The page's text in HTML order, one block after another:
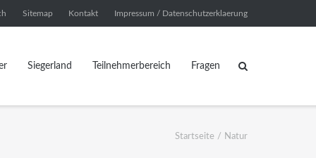
Sitemap Kontakt Impressum / Datenschutzerklaerung
Siegerland Teilnehmerbereich Fragen
Startseite / Natur